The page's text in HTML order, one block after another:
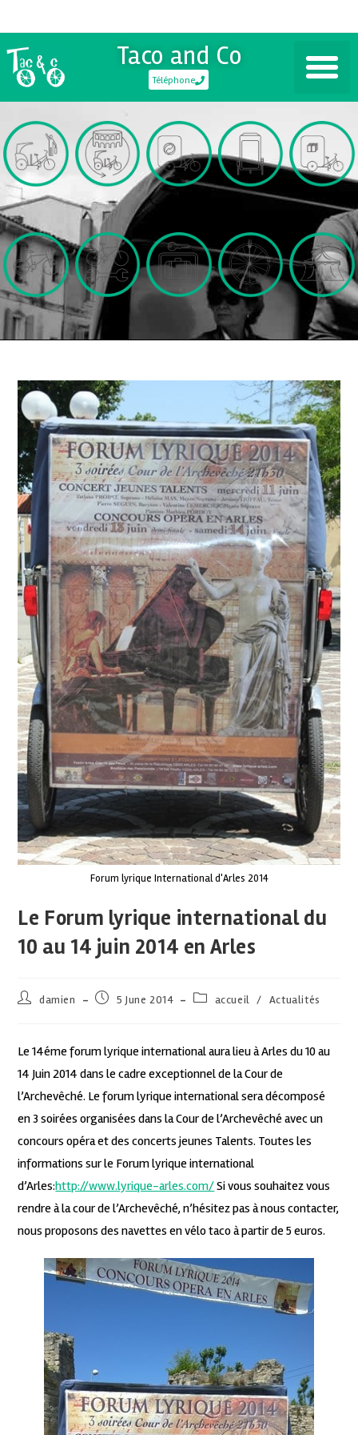
Taco and Co
Téléphone
Forum lyrique International d'Arles 2014
Le Forum lyrique international du
10 au 14 juin 2014 en Arles
damien 5 June 2014 accueil / Actualités
Le 14éme forum lyrique international aura lieu à Arles du 10 au
14 Juin 2014 dans le cadre exceptionnel de la Cour de
l’Archevêché. Le forum lyrique international sera décomposé
en 3 soirées organisées dans la Cour de l’Archevêché avec un
concours opéra et des concerts jeunes Talents. Toutes les
informations sur le Forum lyrique international
d’Arles:http://www.lyrique-arles.com/Si vous souhaitez vous
rendre à la cour de l’Archevêché, n’hésitez pas à nous contacter,
nous proposons des navettes en vélo taco à partir de 5 euros.